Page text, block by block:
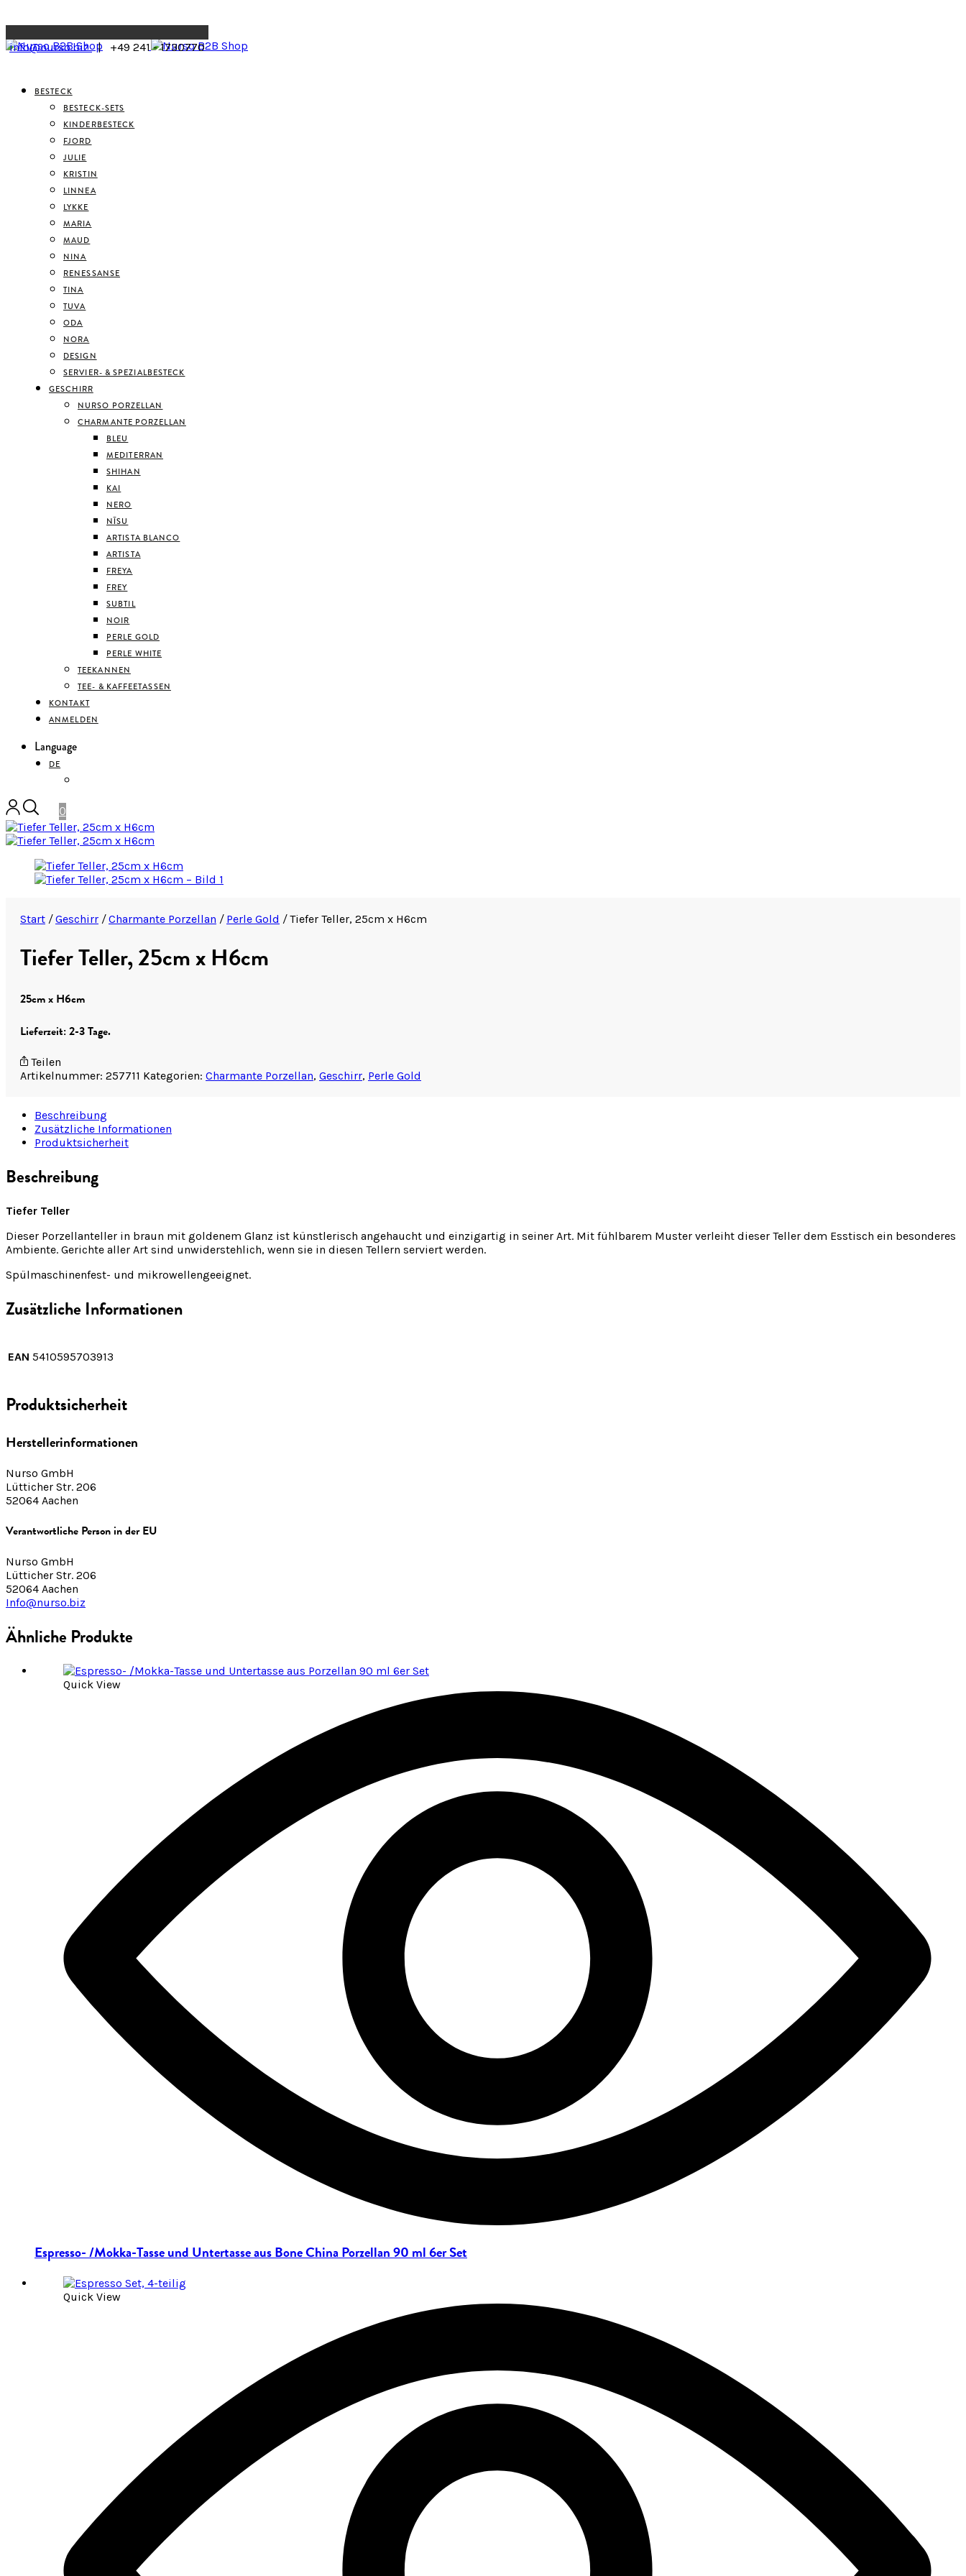
info@nurso.biz| +49 241 - 1730770
BESTECK
BESTECK-SETS
KINDERBESTECK
FJORD
JULIE
KRISTIN
LINNEA
LYKKE
MARIA
MAUD
NINA
RENESSANSE
TINA
TUVA
ODA
NORA
DESIGN
SERVIER- & SPEZIALBESTECK
GESCHIRR
NURSO PORZELLAN
CHARMANTE PORZELLAN
BLEU
MEDITERRAN
SHIHAN
KAI
NERO
NĪSU
ARTISTA BLANCO
ARTISTA
FREYA
FREY
SUBTIL
NOIR
PERLE GOLD
PERLE WHITE
TEEKANNEN
TEE- & KAFFEETASSEN
KONTAKT
ANMELDEN
Language
DE
0
Start / Geschirr / Charmante Porzellan / Perle Gold /Tiefer Teller, 25cm x H6cm
Tiefer Teller, 25cm x H6cm
25cm x H6cm
Lieferzeit: 2-3 Tage.
Teilen
Artikelnummer: 257711 Kategorien: Charmante Porzellan, Geschirr, Perle Gold
Beschreibung
Zusätzliche Informationen
Produktsicherheit
Beschreibung
Tiefer Teller
Dieser Porzellanteller in braun mit goldenem Glanz ist künstlerisch angehaucht und einzigartig in seiner Art. Mit fühlbarem Muster verleiht dieser Teller dem Esstisch ein besonderes
Ambiente. Gerichte aller Art sind unwiderstehlich, wenn sie in diesen Tellern serviert werden.
Spülmaschinenfest- und mikrowellengeeignet.
Zusätzliche Informationen
EAN 5410595703913
Produktsicherheit
Herstellerinformationen
Nurso GmbH
Lütticher Str. 206
52064 Aachen
Verantwortliche Person in der EU
Nurso GmbH
Lütticher Str. 206
52064 Aachen
Info@nurso.biz
Ähnliche Produkte
Quick View
Espresso- /Mokka-Tasse und Untertasse aus Bone China Porzellan 90 ml 6er Set
Quick View